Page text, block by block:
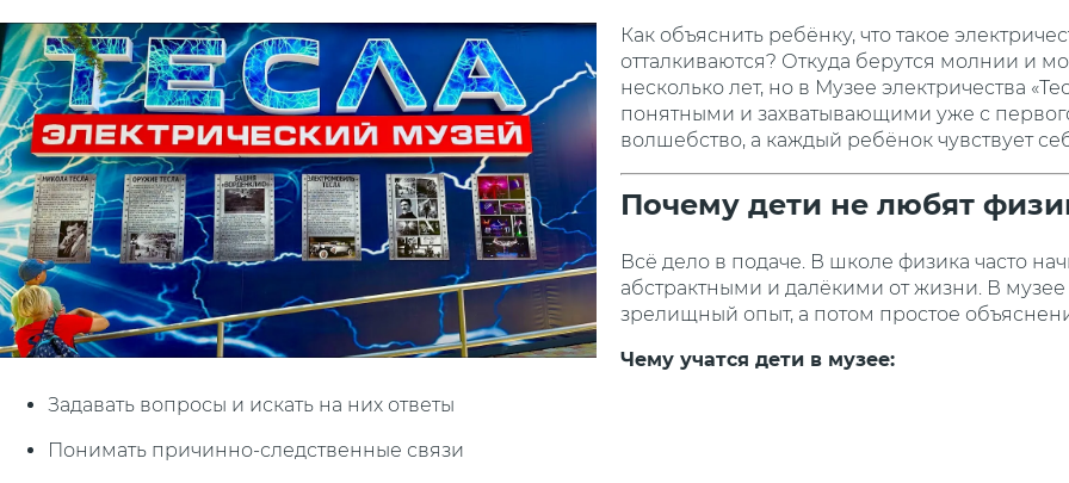
Как объяснить ребёнку, что такое
отталкиваются? Откуда берутся молнии и
несколько лет, но в Музее электричества
понятными и захватывающими уже с
волшебство, а каждый ребёнок чувствует
Почему дети не любят
Всё дело в подаче. В школе физика часто
абстрактными и далёкими от жизни. В
зрелищный опыт, а потом простое
Чему учатся дети в музее:
Задавать вопросы и искать на них ответы
Понимать причинно-следственные связи